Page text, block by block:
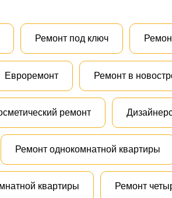
Ремонт под ключ
Евроремонт Ремонт в
ремонт
Ремонт однокомнатной квартиры
квартиры Ремонт